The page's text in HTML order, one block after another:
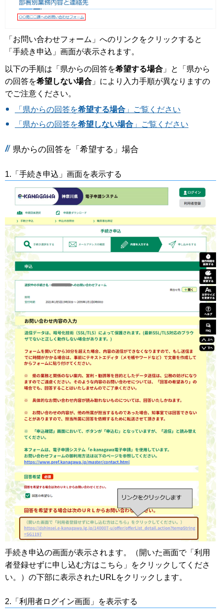
「お問い合わせフォーム」へのリンクをクリックすると
「手続き申込」画面が表示されます。
以下の手順は「県からの回答を希望する場合 」と「県から
の回答を希望しない場合 」により入力手順が異なりますの
でご注意ください。
「県からの回答を希望する場合 」ご覧ください
「県からの回答を希望しない場合 」ご覧ください
県からの回答を「希望する」場合
1.「手続き申込」画面を表示する
手続き申込の画面が表示されます。（開いた画面で「利用
者登録せずに申し込む方はこちら」をクリックしてくださ
い。）の下部に表示されたURLをクリックします。
2.「利用者ログイン画面」を表示する